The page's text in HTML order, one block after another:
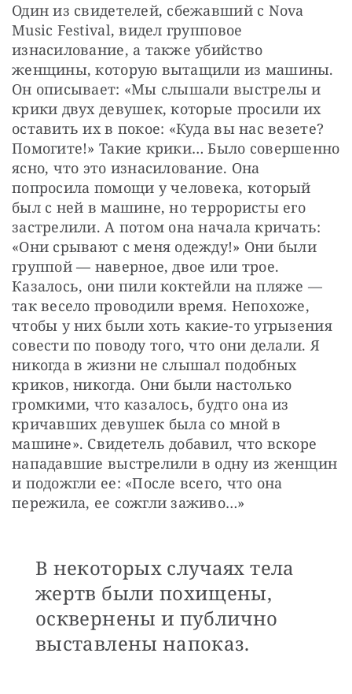
Один из свидетелей, сбежавший с Nova
Music Festival, видел групповое
изнасилование, а также убийство
женщины, которую вытащили из машины.
Он описывает: «Мы слышали выстрелы и
крики двух девушек, которые просили их
оставить их в покое: «Куда вы нас везете?
Помогите!» Такие крики… Было совершенно
ясно, что это изнасилование. Она
попросила помощи у человека, который
был с ней в машине, но террористы его
застрелили. А потом она начала кричать:
«Они срывают с меня одежду!» Они были
группой — наверное, двое или трое.
Казалось, они пили коктейли на пляже —
так весело проводили время. Непохоже,
чтобы у них были хоть какие-то угрызения
совести по поводу того, что они делали. Я
никогда в жизни не слышал подобных
криков, никогда. Они были настолько
громкими, что казалось, будто она из
кричавших девушек была со мной в
машине». Свидетель добавил, что вскоре
нападавшие выстрелили в одну из женщин
и подожгли ее: «После всего, что она
пережила, ее сожгли заживо…»
В некоторых случаях тела
жертв были похищены,
осквернены и публично
выставлены напоказ.